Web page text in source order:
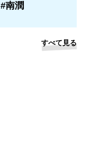
#南潤
すべて見る